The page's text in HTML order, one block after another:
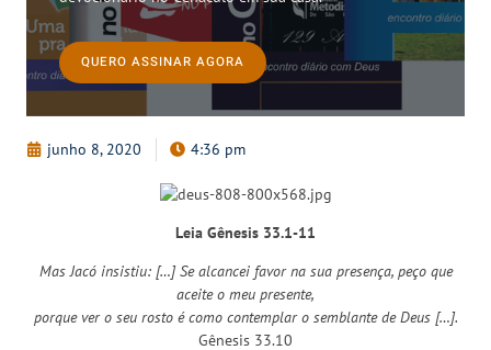
junho 8, 2020 4:36 pm
Leia Gênesis 33.1-11
Mas Jacó insistiu: […] Se alcancei favor na sua presença, peço que
aceite o meu presente,
porque ver o seu rosto é como contemplar o semblante de Deus […].
Gênesis 33.10
QUERO ASSINAR AGORA